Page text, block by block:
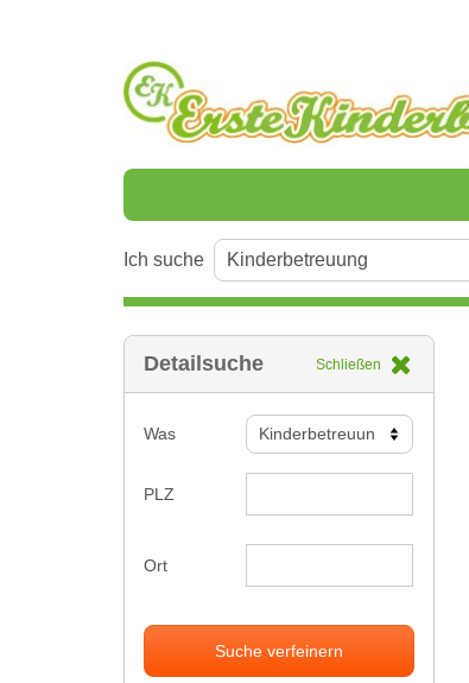
Ich suche
Detailsuche Schließen
Was
PLZ
Ort
Suche verfeinern